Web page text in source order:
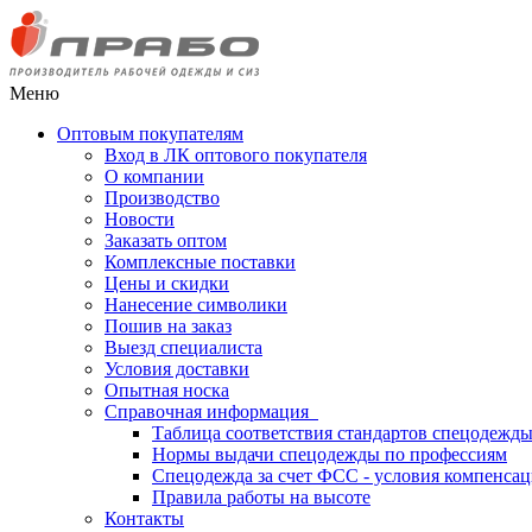
Меню
Оптовым покупателям
Вход в ЛК оптового покупателя
О компании
Производство
Новости
Заказать оптом
Комплексные поставки
Цены и скидки
Нанесение символики
Пошив на заказ
Выезд специалиста
Условия доставки
Опытная носка
Справочная информация
Таблица соответствия стандартов спецодежды
Нормы выдачи спецодежды по профессиям
Спецодежда за счет ФСС - условия
Правила работы на высоте
Контакты